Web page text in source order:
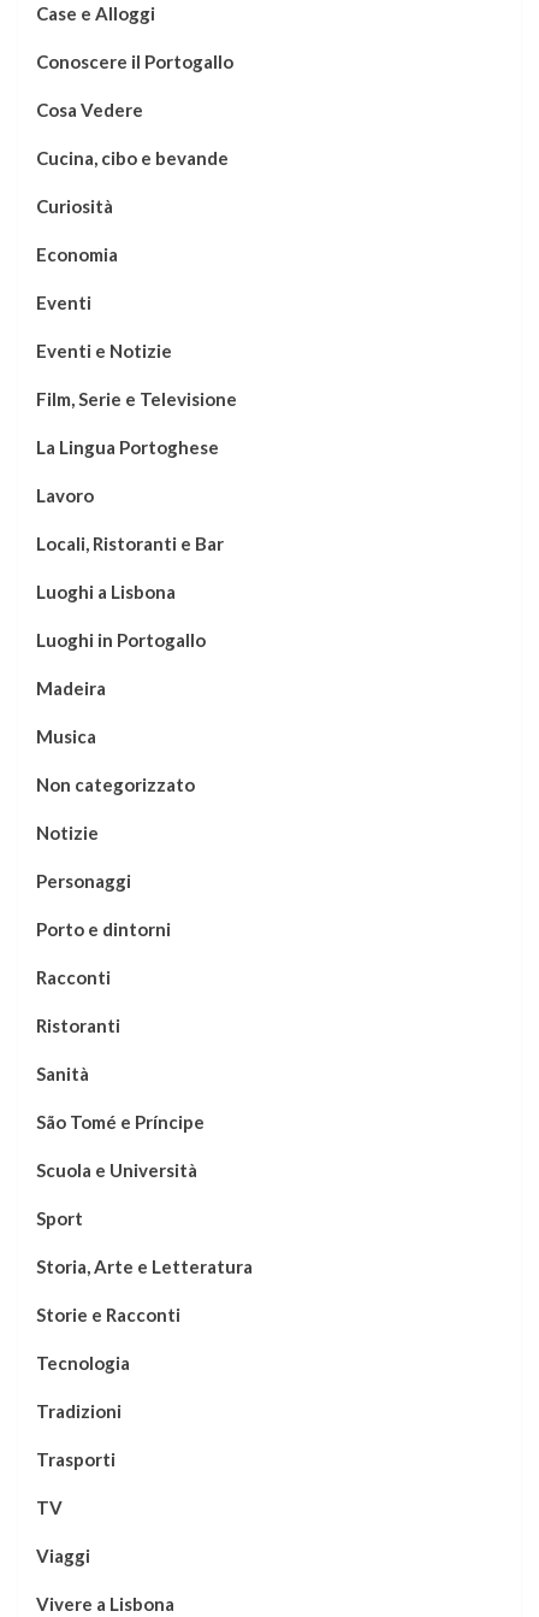
Case e Alloggi
Conoscere il Portogallo
Cosa Vedere
Cucina, cibo e bevande
Curiosità
Economia
Eventi
Eventi e Notizie
Film, Serie e Televisione
La Lingua Portoghese
Lavoro
Locali, Ristoranti e Bar
Luoghi a Lisbona
Luoghi in Portogallo
Madeira
Musica
Non categorizzato
Notizie
Personaggi
Porto e dintorni
Racconti
Ristoranti
Sanità
São Tomé e Príncipe
Scuola e Università
Sport
Storia, Arte e Letteratura
Storie e Racconti
Tecnologia
Tradizioni
Trasporti
TV
Viaggi
Vivere a Lisbona